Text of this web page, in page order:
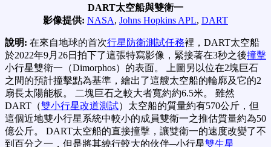
DART太空船與雙衛一
影像提供: NASA, Johns Hopkins APL, DART
說明: 在來自地球的首次行星防衛測試任務裡，DART太空船
於2022年9月26日拍下了這張特寫影像，緊接著在3秒之後撞擊
小行星雙衛一（Dimorphos）的表面。 上圖另以位在2塊巨石
之間的預計撞擊點為基準，繪出了這艘太空船的輪廓及它的2
扇長太陽能板。 二塊巨石之較大者寬約約6.5米。 雖然
DART（雙小行星改道測試）太空船的質量約有570公斤，但
這個近地雙小行星系統中較小的成員雙衛一之推估質量約為50
億公斤。 DART太空船的直接撞擊，讓雙衛一的速度改變了不
到百分之一，但是將其繞行較大的伙伴─小行星雙生星